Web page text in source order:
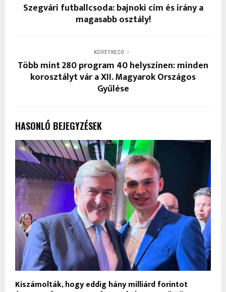
Szegvári futballcsoda: bajnoki cím és irány a
magasabb osztály!
KÖVETKEZŐ
Több mint 280 program 40 helyszínen: minden
korosztályt vár a XII. Magyarok Országos
Gyűlése
HASONLÓ BEJEGYZÉSEK
Kiszámolták, hogy eddig hány milliárd forintot